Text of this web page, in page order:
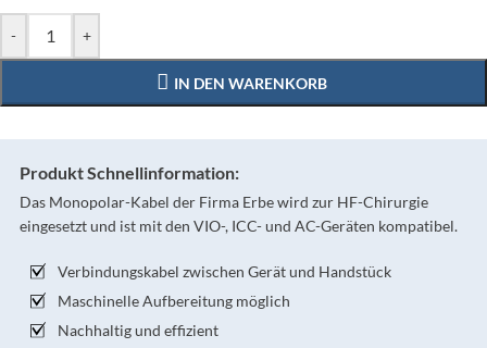
- +
IN DEN WARENKORB
Produkt Schnellinformation:
Das Monopolar-Kabel der Firma Erbe wird zur HF-Chirurgie
eingesetzt und ist mit den VIO-, ICC- und AC-Geräten kompatibel.
Verbindungskabel zwischen Gerät und Handstück
Maschinelle Aufbereitung möglich
Nachhaltig und effizient